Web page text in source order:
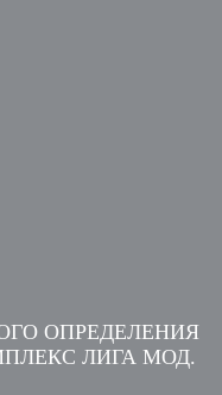
ОПРЕДЕЛЕНИЯ
ЛИГА МОД.